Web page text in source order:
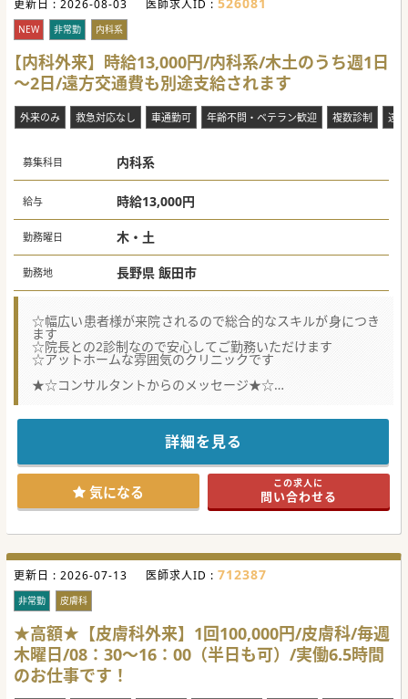
更新日 : 2026-08-03 医師求人ID :
NEW 非常勤 内科系
【内科外来】時給13,000円/内科系/木土のうち週1日
～2日/遠方交通費も別途支給されます
外来のみ 救急対応なし 車通勤可 年齢不問・ベテラン歓迎 複数診制 遠
募集科目 内科系
給与 時給13,000円
勤務曜日 木・土
勤務地 長野県 飯田市
☆幅広い患者様が来院されるので総合的なスキルが身につき
ます
☆院長との2診制なので安心してご勤務いただけます
☆アットホームな雰囲気のクリニックです
★☆コンサルタントからのメッセージ★☆
長野県南信エリアにあるクリニックです。
スタッフ、
また、地域の特性を考えて、中国語通訳スタッフが勤務して
さらに“かかりつけ医（家庭医）”として幅広い疾患に対応
し、日々丁寧な診療を心がけています。
詳細を見る
気になる この求人に
問い合わせる
更新日 : 2026-07-13 医師求人ID : 712387
非常勤 皮膚科
★高額★【皮膚科外来】1回100,000円/皮膚科/毎週
木曜日/08：30～16：00（半日も可）/実働6.5時間
のお仕事です！